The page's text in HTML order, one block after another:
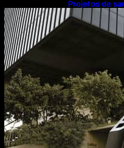
Projetos de
milhões de